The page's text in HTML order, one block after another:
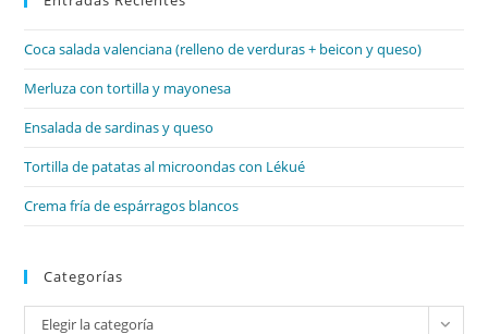
Coca salada valenciana (relleno de verduras + beicon y queso)
Merluza con tortilla y mayonesa
Ensalada de sardinas y queso
Tortilla de patatas al microondas con Lékué
Crema fría de espárragos blancos
Categorías
Categorías
Elegir la categoría